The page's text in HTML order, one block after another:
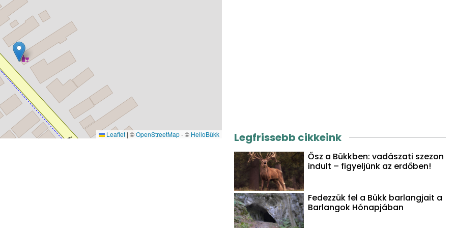
Leaflet | ©OpenStreetMap- © HelloBükk Legfrissebb cikkeink
Ősz a Bükkben: vadászati szezon
indult – figyeljünk az erdőben!
Fedezzük fel a Bükk barlangjait a
Barlangok Hónapjában